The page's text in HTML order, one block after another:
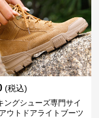
(税込)
ングシューズ専門サイ
ウトドアライトブーツ